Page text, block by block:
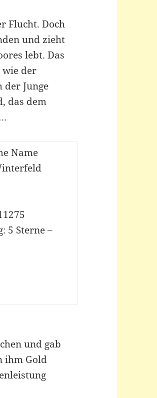
Flucht. Doch
und zieht
lebt. Das
wie der
der Junge
das dem
Name
5 Sterne –
und gab
ihm Gold